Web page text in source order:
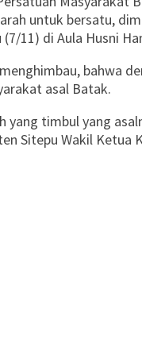
untuk bersatu,
(7/11) di Aula Husni
bahwa
asal Batak.
yang timbul yang
Sitepu Wakil Ketua